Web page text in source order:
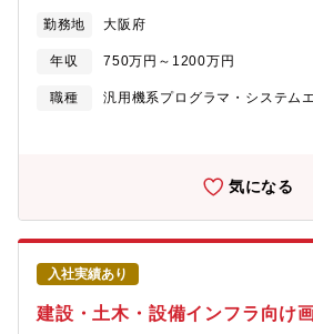
術職は基本的に事務所内での業務が中心ク
な支援体制を構築します?働き方(福井勤
解析結果確認、プログラム実装/修正
13:00 部署定例ミーティング（週1回）
年にかけて新規市場に向けて画像ソリュー
ました。これに伴い、現体制に加え、即戦
します。所属：ビジュアルシステム部開発
課が存在します）【具体的な職務内容】?
ソフトウェアモジュール開発・実装
出力）?システム要件分析・詳細設計、実
力】?クライアントからの感謝 検査を自
アントの業務効率化が達成されたり、 「
らない」といったお言葉をいただくと達成
技術への取り組み 最新の画像処理技術を
めての技術要素を検証するとき、 ソフトだ
ど実際に物を動かすことで、自身の成長と
とができます。?チームで課題解決する楽
勤務地 大阪府
年収 750万円～1200万円
職種
汎用機系プログラマ・システム
気になる
入社実績あり
建設・土木・設備インフラ向け